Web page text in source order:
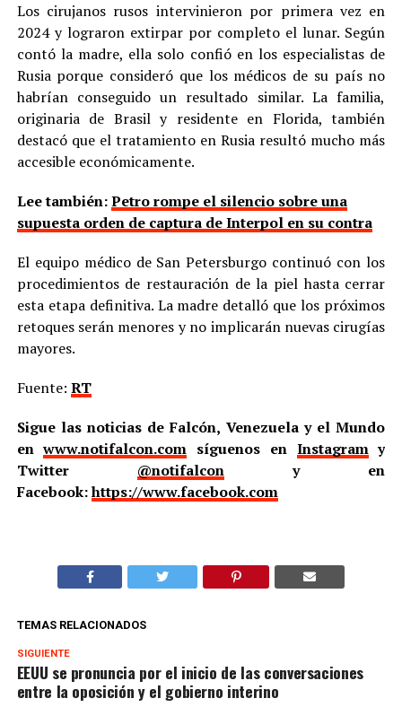
Los cirujanos rusos intervinieron por primera vez en
2024 y lograron extirpar por completo el lunar. Según
contó la madre, ella solo confió en los especialistas de
Rusia porque consideró que los médicos de su país no
habrían conseguido un resultado similar. La familia,
originaria de Brasil y residente en Florida, también
destacó que el tratamiento en Rusia resultó mucho más
accesible económicamente.
Lee también:Petro rompe el silencio sobre una
supuesta orden de captura de Interpol en su contra
El equipo médico de San Petersburgo continuó con los
procedimientos de restauración de la piel hasta cerrar
esta etapa definitiva. La madre detalló que los próximos
retoques serán menores y no implicarán nuevas cirugías
mayores.
Fuente: RT
Sigue las noticias de Falcón, Venezuela y el Mundo
enwww.notifalcon.com síguenos en Instagramy
Twitter @notifalcony en
Facebook:https://www.facebook.com
TEMAS RELACIONADOS
SIGUIENTE
EEUU se pronuncia por el inicio de las conversaciones
entre la oposición y el gobierno interino